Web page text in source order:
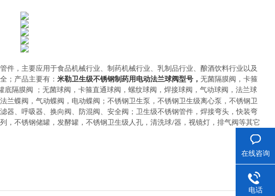
件，主要应用于食品机械行业、制药机械行业、乳制品行业、酿酒饮料行业以及
；产品主要有： 米勒卫生级不锈钢制药用电动法兰球阀型号， 无菌隔膜阀 ， 卡箍
底隔膜阀 ； 无菌球阀 ， 卡箍直通球阀，螺纹球阀，焊接球阀，气动球阀，法兰球
兰蝶阀，气动蝶阀，电动蝶阀 ； 不锈钢卫生泵 ， 不锈钢卫生级离心泵，不锈钢卫
器、呼吸器、换向阀、防混阀、安全阀 ； 卫生级不锈钢管件 ， 焊接弯头，快装弯
， 不锈钢储罐，发酵罐，不锈钢卫生级人孔，清洗球/器，视镜灯，排气阀等其它
在线咨询
电话